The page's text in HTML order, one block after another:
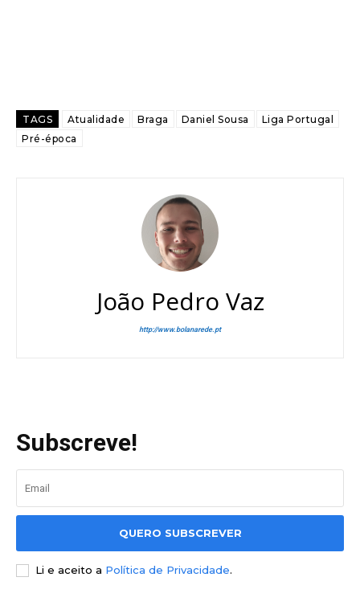
TAGS Atualidade Braga Daniel Sousa
Liga Portugal
Pré-época
João Pedro Vaz
http://www.bolanarede.pt
Subscreve!
QUERO SUBSCREVER
Li e aceito a Política de Privacidade.